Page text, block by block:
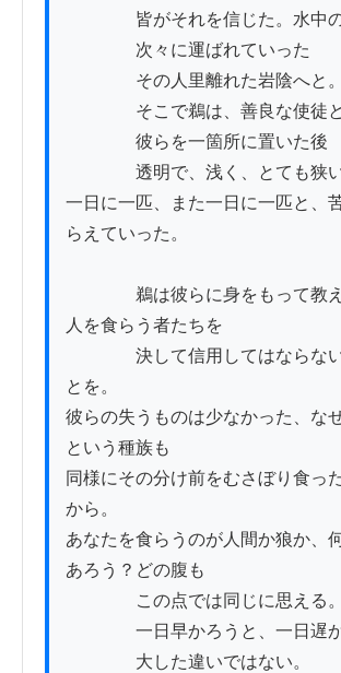
皆がそれを信じた。水中の
次々に運ばれていった
その人里離れた岩陰へと。
そこで鵜は、善良な使徒と
彼らを一箇所に置いた後
透明で、浅く、とても狭い
一日に一匹、また一日に一匹と、
らえていった。
鵜は彼らに身をもって教
人を食らう者たちを
決して信用してはならない
とを。
彼らの失うものは少なかった、な
という種族も
同様にその分け前をむさぼり食っ
から。
あなたを食らうのが人間か狼か、
あろう？どの腹も
この点では同じに思える。
一日早かろうと、一日遅か
大した違いではない。